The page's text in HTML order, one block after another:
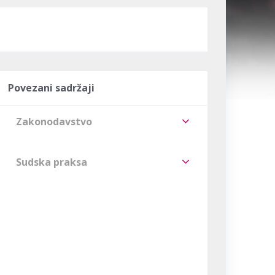
Povezani sadržaji
Zakonodavstvo
Sudska praksa